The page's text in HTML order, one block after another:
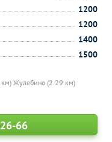
Жулебино (2.29 км)
1200
1200
1400
1500
66